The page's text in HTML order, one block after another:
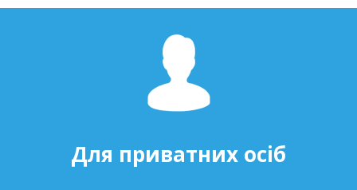
Для приватних осіб